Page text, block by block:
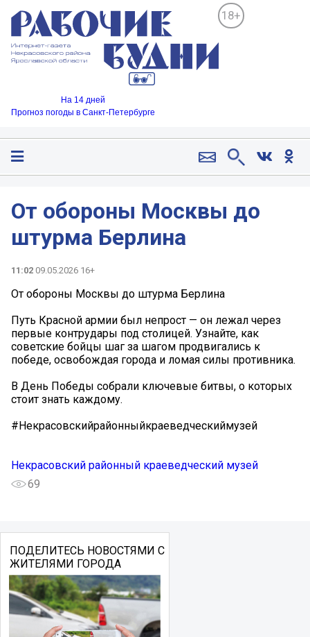
18+
На 14 дней
Прогноз погоды в Санкт-Петербурге
От обороны Москвы до
штурма Берлина
11:02 09.05.2026 16+
От обороны Москвы до штурма Берлина
Путь Красной армии был непрост — он лежал через
первые контрудары под столицей. Узнайте, как
советские бойцы шаг за шагом продвигались к
победе, освобождая города и ломая силы противника.
В День Победы собрали ключевые битвы, о которых
стоит знать каждому.
#Некрасовскийрайонныйкраеведческиймузей
Некрасовский районный краеведческий музей
69
ПОДЕЛИТЕСЬ НОВОСТЯМИ С
ЖИТЕЛЯМИ ГОРОДА